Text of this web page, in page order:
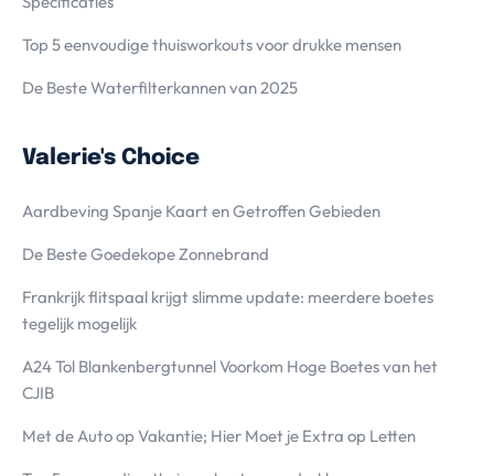
Top 5 eenvoudige thuisworkouts voor drukke mensen
De Beste Waterfilterkannen van 2025
Valerie's Choice
Aardbeving Spanje Kaart en Getroffen Gebieden
De Beste Goedekope Zonnebrand
Frankrijk flitspaal krijgt slimme update: meerdere boetes
tegelijk mogelijk
A24 Tol Blankenbergtunnel Voorkom Hoge Boetes van het
CJIB
Met de Auto op Vakantie; Hier Moet je Extra op Letten